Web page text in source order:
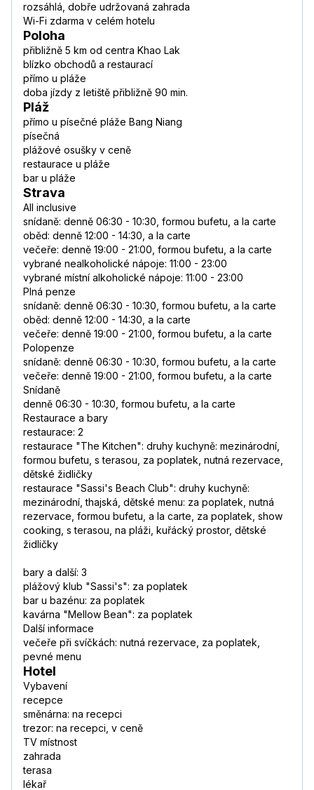
rozsáhlá, dobře udržovaná zahrada
Wi-Fi zdarma v celém hotelu
Poloha
přibližně 5 km od centra Khao Lak
blízko obchodů a restaurací
přímo u pláže
doba jízdy z letiště přibližně 90 min.
Pláž
přímo u písečné pláže Bang Niang
písečná
plážové osušky v ceně
restaurace u pláže
bar u pláže
Strava
All inclusive
snídaně: denně 06:30 - 10:30, formou bufetu, a la carte
oběd: denně 12:00 - 14:30, a la carte
večeře: denně 19:00 - 21:00, formou bufetu, a la carte
vybrané nealkoholické nápoje: 11:00 - 23:00
vybrané místní alkoholické nápoje: 11:00 - 23:00
Plná penze
snídaně: denně 06:30 - 10:30, formou bufetu, a la carte
oběd: denně 12:00 - 14:30, a la carte
večeře: denně 19:00 - 21:00, formou bufetu, a la carte
Polopenze
snídaně: denně 06:30 - 10:30, formou bufetu, a la carte
večeře: denně 19:00 - 21:00, formou bufetu, a la carte
Snídaně
denně 06:30 - 10:30, formou bufetu, a la carte
Restaurace a bary
restaurace: 2
restaurace "The Kitchen": druhy kuchyně: mezinárodní,
formou bufetu, s terasou, za poplatek, nutná rezervace,
dětské židličky
restaurace "Sassi's Beach Club": druhy kuchyně:
mezinárodní, thajská, dětské menu: za poplatek, nutná
rezervace, formou bufetu, a la carte, za poplatek, show
cooking, s terasou, na pláži, kuřácký prostor, dětské
židličky
bary a další: 3
plážový klub "Sassi's": za poplatek
bar u bazénu: za poplatek
kavárna "Mellow Bean": za poplatek
Další informace
večeře při svíčkách: nutná rezervace, za poplatek,
pevné menu
Hotel
Vybavení
recepce
směnárna: na recepci
trezor: na recepci, v ceně
TV místnost
zahrada
terasa
lékař